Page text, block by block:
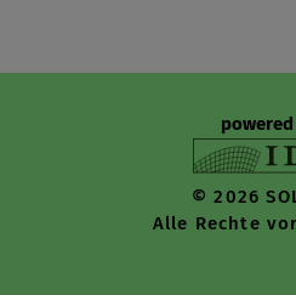
© 2026
Alle Rechte